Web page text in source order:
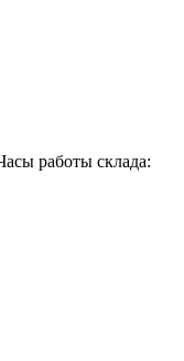
работы склада: